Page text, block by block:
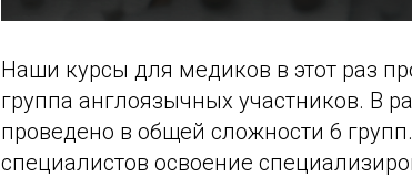
Наши курсы для медиков в этот раз
группа англоязычных участников. В
проведено в общей сложности 6
специалистов освоение